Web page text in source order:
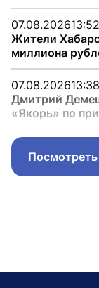
07.08.202613:52
Жители
миллиона
07.08.202613:38
Дмитрий
«Якорь» по
Посмотреть